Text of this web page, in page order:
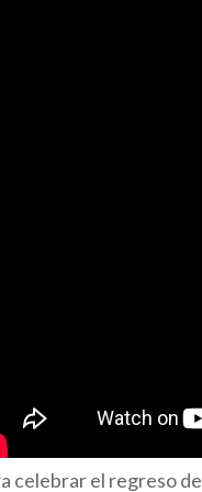
celebrar el regreso de